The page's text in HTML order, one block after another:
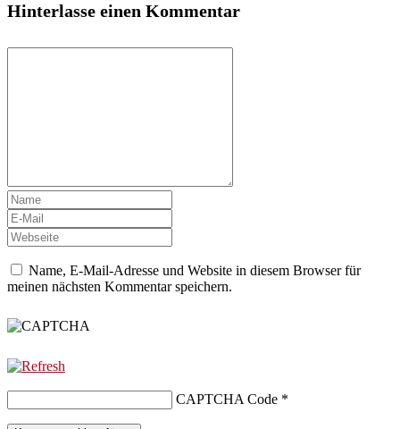
Hinterlasse einen Kommentar
Name, E-Mail-Adresse und Website in diesem Browser für
meinen nächsten Kommentar speichern.
CAPTCHA Code *